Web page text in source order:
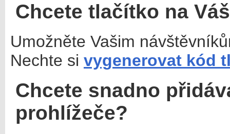
Chcete tlačítko na
Umožněte Vašim
Nechte si vygenerovat kód
Chcete snadno
prohlížeče?